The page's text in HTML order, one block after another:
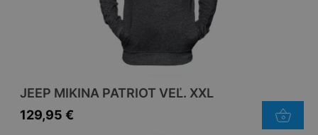
JEEP MIKINA PATRIOT VEĽ. XXL
129,95 €